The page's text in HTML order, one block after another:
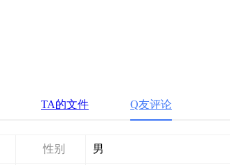
TA的文件 Q友评论
性别 男